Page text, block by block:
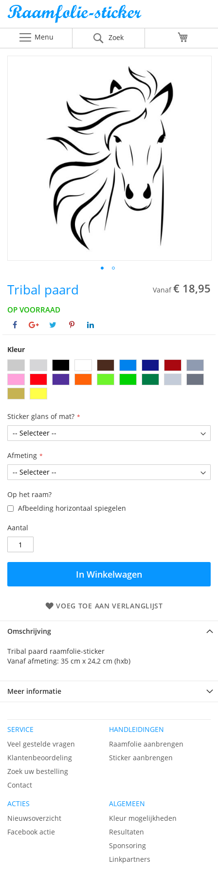
Menu Zoek
Tribal paard Vanaf € 18,95
OP VOORRAAD
Kleur
Sticker glans of mat?
Afmeting
Op het raam?
Afbeelding horizontaal spiegelen
Aantal
In Winkelwagen
VOEG TOE AAN VERLANGLIJST
Omschrijving
Tribal paard raamfolie-sticker
Vanaf afmeting: 35 cm x 24,2 cm (hxb)
Meer informatie
SERVICE
Veel gestelde vragen
Klantenbeoordeling
Zoek uw bestelling
Contact
HANDLEIDINGEN
Raamfolie aanbrengen
Sticker aanbrengen
ACTIES
Nieuwsoverzicht
Facebook actie
ALGEMEEN
Kleur mogelijkheden
Resultaten
Sponsoring
Linkpartners